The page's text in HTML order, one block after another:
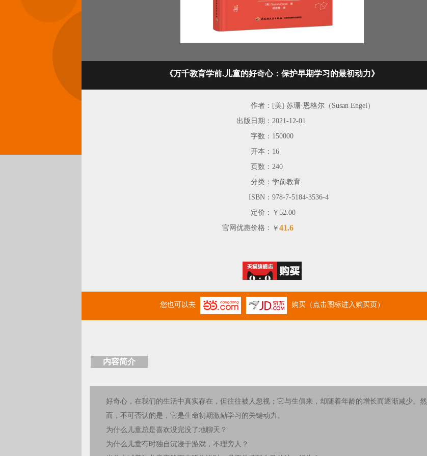
《万千教育学前.儿童的好奇心：保护早期学习的最初动力》
作者： [美] 苏珊·恩格尔（Susan Engel）
出版日期： 2021-12-01
字数： 150000
开本： 16
页数： 240
分类： 学前教育
ISBN： 978-7-5184-3536-4
定价： ￥52.00
官网优惠价格： ￥ 41.6
您也可以去 购买（点击图标进入购买页）
内容简介
好奇心，在我们的生活中真实存在，但往往被人忽视；它与生俱来，却随着年龄的增长而逐渐减少。然
而，不可否认的是，它是生命初期激励学习的关键动力。
为什么儿童总是喜欢没完没了地聊天？
为什么儿童有时独自沉浸于游戏，不理旁人？